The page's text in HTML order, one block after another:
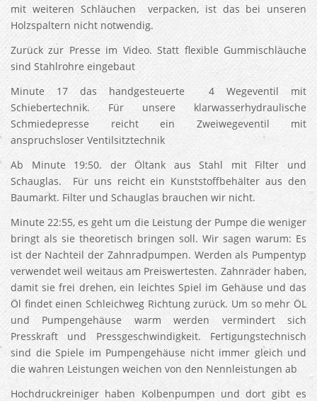
mit weiteren Schläuchen verpacken, ist das bei unseren
Holzspaltern nicht notwendig.
Zurück zur Presse im Video. Statt flexible Gummischläuche
sind Stahlrohre eingebaut
Minute 17 das handgesteuerte 4 Wegeventil mit
Schiebertechnik. Für unsere klarwasserhydraulische
Schmiedepresse reicht ein Zweiwegeventil mit
anspruchsloser Ventilsitztechnik
Ab Minute 19:50. der Öltank aus Stahl mit Filter und
Schauglas. Für uns reicht ein Kunststoffbehälter aus den
Baumarkt. Filter und Schauglas brauchen wir nicht.
Minute 22:55, es geht um die Leistung der Pumpe die weniger
bringt als sie theoretisch bringen soll. Wir sagen warum: Es
ist der Nachteil der Zahnradpumpen. Werden als Pumpentyp
verwendet weil weitaus am Preiswertesten. Zahnräder haben,
damit sie frei drehen, ein leichtes Spiel im Gehäuse und das
Öl findet einen Schleichweg Richtung zurück. Um so mehr ÖL
und Pumpengehäuse warm werden vermindert sich
Presskraft und Pressgeschwindigkeit. Fertigungstechnisch
sind die Spiele im Pumpengehäuse nicht immer gleich und
die wahren Leistungen weichen von den Nennleistungen ab
Hochdruckreiniger haben Kolbenpumpen und dort gibt es